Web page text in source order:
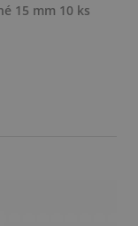
15 mm 10 ks